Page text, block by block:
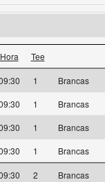
Hora Tee
1 Brancas
1 Brancas
1 Brancas
1 Brancas
2 Brancas